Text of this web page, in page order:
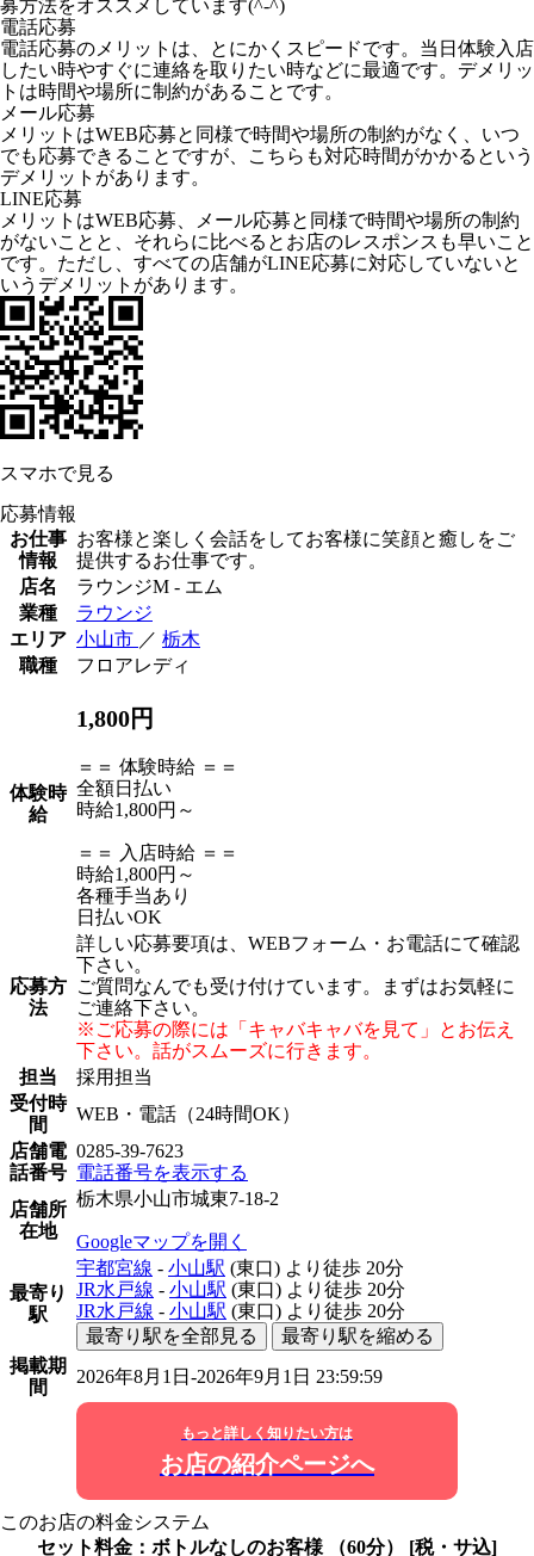
募方法をオススメしています(^-^)
電話応募
電話応募のメリットは、とにかくスピードです。当日体験入店
したい時やすぐに連絡を取りたい時などに最適です。デメリッ
トは時間や場所に制約があることです。
メール応募
メリットはWEB応募と同様で時間や場所の制約がなく、いつ
でも応募できることですが、こちらも対応時間がかかるという
デメリットがあります。
LINE応募
メリットはWEB応募、メール応募と同様で時間や場所の制約
がないことと、それらに比べるとお店のレスポンスも早いこと
です。ただし、すべての店舗がLINE応募に対応していないと
いうデメリットがあります。
スマホで見る
応募情報
お仕事
情報
お客様と楽しく会話をしてお客様に笑顔と癒しをご
提供するお仕事です。
店名
ラウンジM - エム
業種
ラウンジ
エリア 小山市 ／ 栃木
職種
フロアレディ
体験時
給
1,800円
＝＝ 体験時給 ＝＝
全額日払い
時給1,800円～
＝＝ 入店時給 ＝＝
時給1,800円～
各種手当あり
日払いOK
応募方
法
詳しい応募要項は、WEBフォーム・お電話にて確認
下さい。
ご質問なんでも受け付けています。まずはお気軽に
ご連絡下さい。
※ご応募の際には「キャバキャバを見て」とお伝え
下さい。話がスムーズに行きます。
担当
採用担当
受付時
間
WEB・電話（24時間OK）
店舗電
話番号
0285-39-7623
電話番号を表示する
店舗所
在地
栃木県小山市城東7-18-2
Googleマップを開く
最寄り
駅
宇都宮線 - 小山駅 (東口) より徒歩 20分
JR水戸線 - 小山駅 (東口) より徒歩 20分
JR水戸線 - 小山駅 (東口) より徒歩 20分
最寄り駅を全部見る
最寄り駅を縮める
掲載期
間
2026年8月1日-2026年9月1日 23:59:59
もっと詳しく知りたい方は
お店の紹介ページへ
このお店の料金システム
セット料金：ボトルなしのお客様 （60分） [税・サ込]